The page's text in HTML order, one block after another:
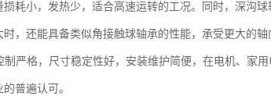
耗小，发热少，适合高速运转的工况。同时，深沟
，还能具备类似角接触球轴承的性能，承受更大的轴
严格，尺寸稳定性好，安装维护简便，在电机、家
普遍认可。